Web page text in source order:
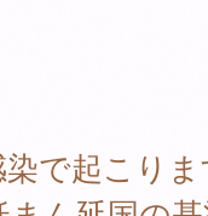
で起こり